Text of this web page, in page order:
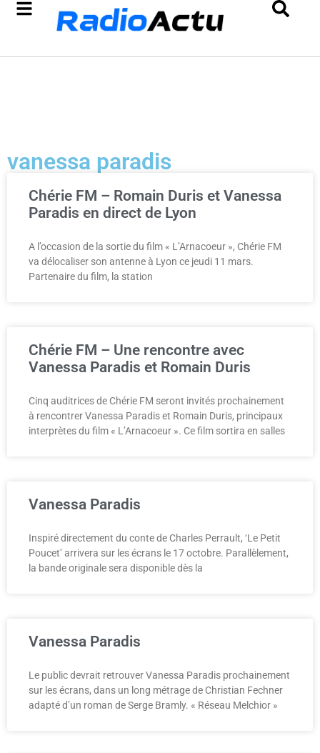
vanessa paradis
Chérie FM – Romain Duris et Vanessa
Paradis en direct de Lyon
A l’occasion de la sortie du film « L’Arnacoeur », Chérie FM
va délocaliser son antenne à Lyon ce jeudi 11 mars.
Partenaire du film, la station
Chérie FM – Une rencontre avec
Vanessa Paradis et Romain Duris
Cinq auditrices de Chérie FM seront invités prochainement
à rencontrer Vanessa Paradis et Romain Duris, principaux
interprètes du film « L’Arnacoeur ». Ce film sortira en salles
Vanessa Paradis
Inspiré directement du conte de Charles Perrault, ‘Le Petit
Poucet’ arrivera sur les écrans le 17 octobre. Parallèlement,
la bande originale sera disponible dès la
Vanessa Paradis
Le public devrait retrouver Vanessa Paradis prochainement
sur les écrans, dans un long métrage de Christian Fechner
adapté d’un roman de Serge Bramly. « Réseau Melchior »